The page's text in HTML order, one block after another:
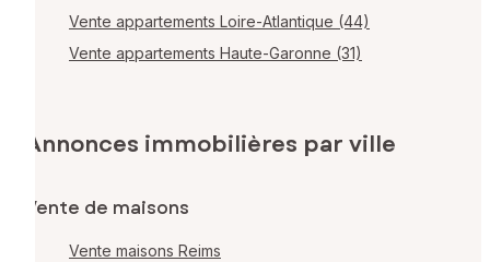
Vente appartements Loire-Atlantique (44)
Vente appartements Haute-Garonne (31)
Annonces immobilières par ville
Vente de maisons
Vente maisons Reims